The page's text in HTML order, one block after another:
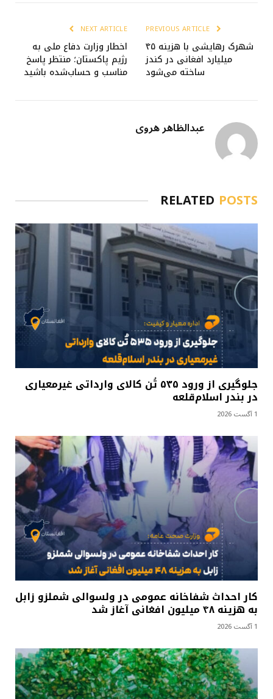
شهرک رهایشی با هزینه ۴۵
میلیارد افغانی در کندز
ساخته می‌شود
NEXT ARTICLE
اخطار وزارت دفاع ملی به
رژیم پاکستان؛ منتظر پاسخ
مناسب و حساب‌شده باشید
عبدالظاهر هروی
RELATED POSTS
جلوگیری از ورود ۵۳۵ تُن کالای وارداتی غیرمعیاری
در بندر اسلام‌قلعه
1 آگست 2026
کار احداث شفاخانه عمومی در ولسوالی شملزو زابل
به هزینه ۴۸ میلیون افغانی آغاز شد
1 آگست 2026